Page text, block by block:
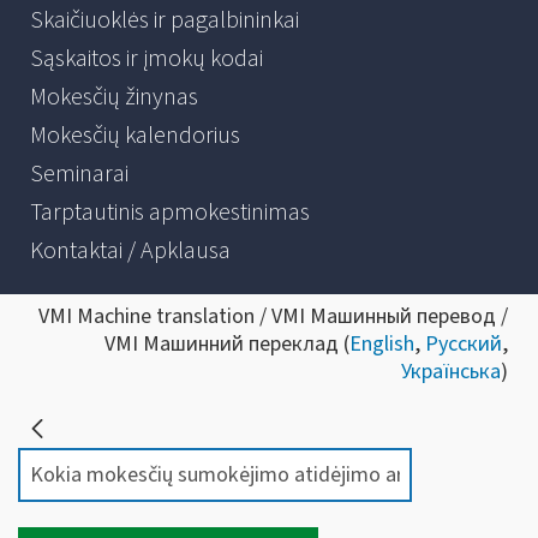
Skaičiuoklės ir pagalbininkai
Sąskaitos ir įmokų kodai
Mokesčių žinynas
Mokesčių kalendorius
Seminarai
Tarptautinis apmokestinimas
Kontaktai / Apklausa
VMI Machine translation / VMI Машинный перевод /
VMI Машинний переклад (English, Русский,
Українська)